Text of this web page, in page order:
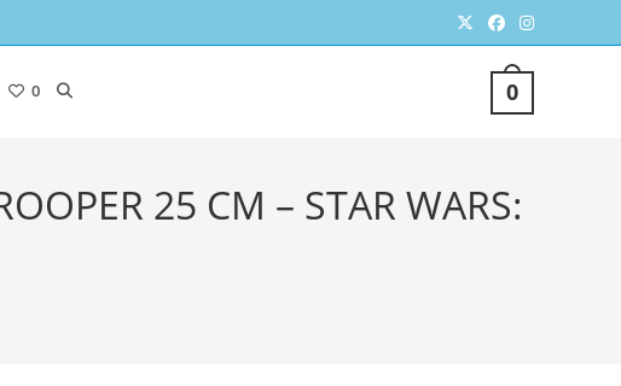
0
0 ALTERNAR
25 CM – STAR WARS: